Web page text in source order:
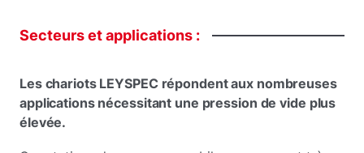
Secteursetapplications :
Les chariots LEYSPEC répondent aux nombreuses
applications nécessitant une pression de vide plus
élevée.